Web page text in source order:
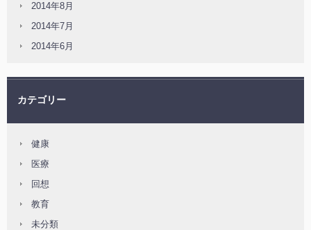
2014年8月
2014年7月
2014年6月
カテゴリー
健康
医療
回想
教育
未分類